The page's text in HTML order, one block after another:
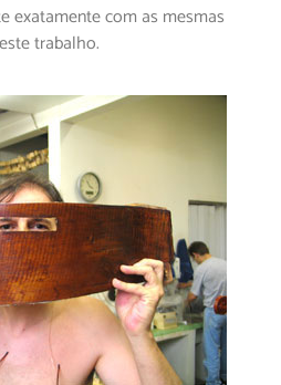
exatamente com as mesmas
trabalho.